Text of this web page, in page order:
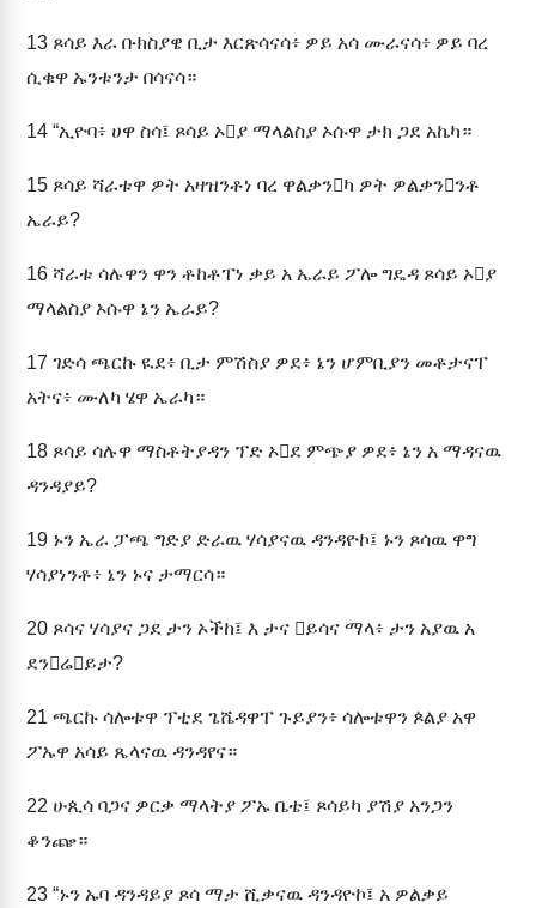
13 ጾሳይ እራ ቡክስያዌ ቢታ እርጽሳናሳ፥ ዎይ አሳ ሙራናሳ፥ ዎይ ባረ
ሲቁዋ ኡንቱንታ በሳናሳ።
14 “ኢዮባ፥ ሀዋ ስሳ፤ ጾሳይ ኦያ ማላልስያ ኦሱዋ ታክ ጋደ አኬካ።
15 ጾሳይ ሻራቱዋ ዎት አዛዝንቶነ ባረ ዋልቃንካ ዎት ዎልቃንንቶ
ኤራይ?
16 ሻራቱ ሳሉዋን ዋን ቶከቶፐነ ቃይ አ ኤራይ ፖሎ ግዴዳ ጾሳይ ኦያ
ማላልስያ ኦሱዋ ኔን ኤራይ?
17 ገድሳ ጫርኩ ዪደ፥ ቢታ ምሽስያ ዎደ፥ ኔን ሆምቢያን መቶታናፐ
አትና፥ ሙለካ ሄዋ ኤራካ።
18 ጾሳይ ሳሉዋ ማስቶትያዳን ፕድ ኦደ ምጭያ ዎደ፥ ኔን አ ማዳናዉ
ዳንዳያይ?
19 ኑን ኤራ ፓጫ ግድያ ድራዉ ሃሳያናዉ ዳንዳዮኮ፤ ኑን ጾሳዉ ዋግ
ሃሳያነንቶ፥ ኔን ኑና ታማርሳ።
20 ጾሳና ሃሳያና ጋደ ታን ኦችከ፤ እ ታና ይሳና ማላ፥ ታን አያዉ አ
ደንሬይታ?
21 ጫርኩ ሳሎቱዋ ፕቲደ ጌሼዳዋፐ ጉይያን፥ ሳሎቱዋን ጶልያ አዋ
ፖኡዋ አሳይ ጼላናዉ ዳንዳየና።
22 ሁጲሳ ባጋና ዎርቃ ማላትያ ፖኡ ቤቴ፤ ጾሳይካ ያሽያ አንጋን
ቆንጬ።
23 “ኑን ኡባ ዳንዳይያ ጾሳ ማታ ሺቃናዉ ዳንዳዮኮ፤ አ ዎልቃይ